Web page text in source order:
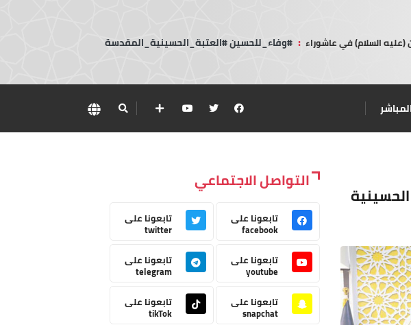
(عليه السلام) في عاشوراء : #وفاء_للحسين #العتبة_الحسينية_المقدسة
التواصل الاجتماعي
تابعونا على
facebook
تابعونا على
twitter
تابعونا على
youtube
تابعونا على
telegram
تابعونا على
snapchat
تابعونا على
tikTok